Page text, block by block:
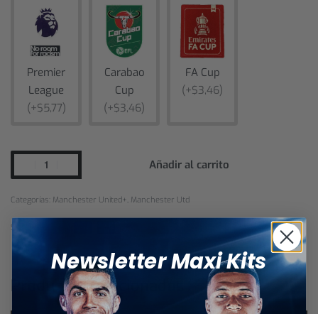
Premier
League
(+$5,77)
Carabao
Cup
(+$3,46)
FA Cup
(+$3,46)
Añadir al carrito
Categorías: Manchester United+ , Manchester Utd
SHARE
Productos relacionados
Newsletter Maxi Kits